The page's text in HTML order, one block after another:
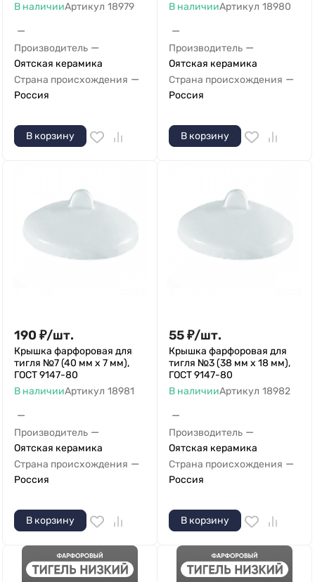
В наличииАртикул 18979
—
Производитель —
Оятская керамика
Страна происхождения —
Россия
В корзину
В наличииАртикул 18980
—
Производитель —
Оятская керамика
Страна происхождения —
Россия
В корзину
190 ₽/шт.
Крышка фарфоровая для
тигля №7 (40 мм х 7 мм),
ГОСТ 9147-80
В наличииАртикул 18981
—
Производитель —
Оятская керамика
Страна происхождения —
Россия
В корзину
55₽/шт.
Крышка фарфоровая для
тигля №3 (38 мм х 18 мм),
ГОСТ 9147-80
В наличииАртикул 18982
—
Производитель —
Оятская керамика
Страна происхождения —
Россия
В корзину